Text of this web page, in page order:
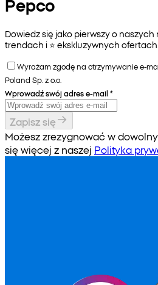
Pepco
Dowiedz się jako pierwszy o
trendach i ⭐️ ekskluzywnych ofertach.
Wyrażam zgodę na otrzymywanie e-
Poland Sp. z o.o.
Wprowadź swój adres e-mail *
Zapisz się
Możesz zrezygnować w
się więcej z naszej Polityka